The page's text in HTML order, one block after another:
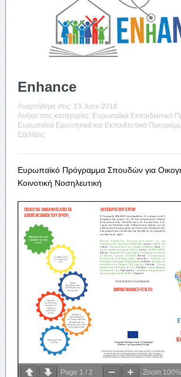
Enhance
Αναρτήθηκε στις: 13 June 2018
Ανήκει στις κατηγορίες: Ευρωπαϊκά Εκπαιδευτικά
Ευρωπαϊκά Ερευνητικά και Εκπαιδευτικά
Εξελίξεις
Ευρωπαϊκό Πρόγραμμα Σπουδών για
Κοινοτική Νοσηλευτική
Page 1 / 2 Zoom 100%